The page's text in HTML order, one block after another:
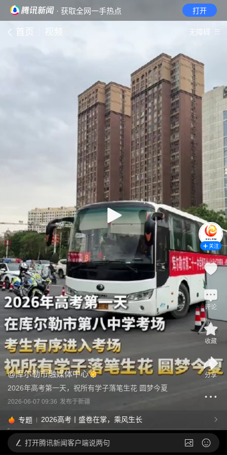
· 获取全网一手热点 打开
首页 视频 无障碍
@库尔勒市融媒体中心
2026年高考第一天，祝所有学子落笔生花 圆梦今夏
2026-06-07 09:36 发布于新疆
专题 2026高考丨盛卷在掌，乘风生长
关注
评论
收藏
分享
打开腾讯新闻客户端说两句